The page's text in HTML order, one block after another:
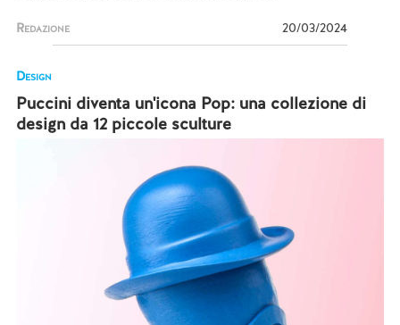
Redazione 20/03/2024
Design
Puccini diventa un'icona Pop: una collezione di
design da 12 piccole sculture